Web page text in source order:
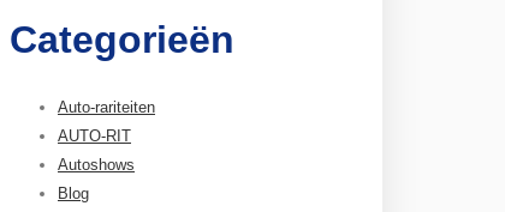
Categorieën
Auto-rariteiten
AUTO-RIT
Autoshows
Blog